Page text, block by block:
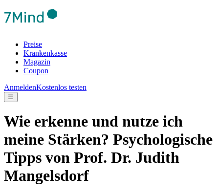
Preise
Krankenkasse
Magazin
Coupon
AnmeldenKostenlos testen
☰
Wie erkenne und nutze ich
meine Stärken? Psychologische
Tipps von Prof. Dr. Judith
Mangelsdorf